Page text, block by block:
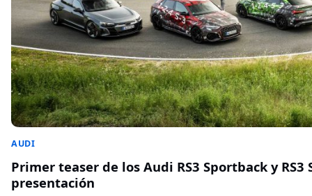
AUDI
Primer teaser de los Audi RS3 Sportback y RS3
presentación